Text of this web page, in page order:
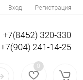
Вход Регистрация
+7(8452) 320-330
+7(904) 241-14-25
0